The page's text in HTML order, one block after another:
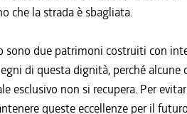
che la strada è sbagliata.
sono due patrimoni costruiti con
di questa dignità, perché
esclusivo non si recupera. Per
queste eccellenze per il